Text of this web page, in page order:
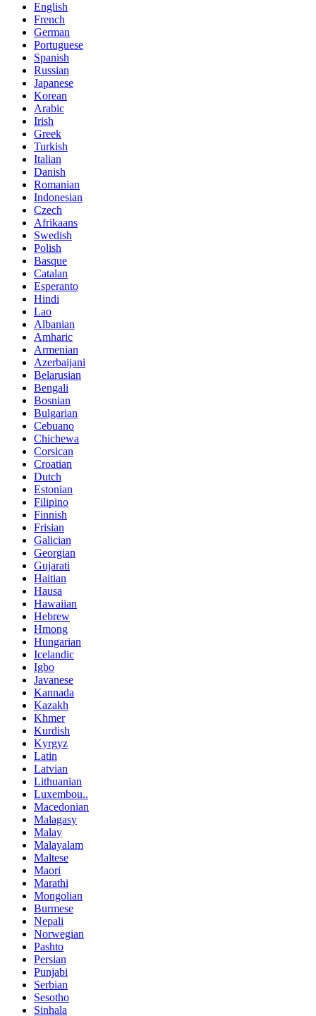
English
French
German
Portuguese
Spanish
Russian
Japanese
Korean
Arabic
Irish
Greek
Turkish
Italian
Danish
Romanian
Indonesian
Czech
Afrikaans
Swedish
Polish
Basque
Catalan
Esperanto
Hindi
Lao
Albanian
Amharic
Armenian
Azerbaijani
Belarusian
Bengali
Bosnian
Bulgarian
Cebuano
Chichewa
Corsican
Croatian
Dutch
Estonian
Filipino
Finnish
Frisian
Galician
Georgian
Gujarati
Haitian
Hausa
Hawaiian
Hebrew
Hmong
Hungarian
Icelandic
Igbo
Javanese
Kannada
Kazakh
Khmer
Kurdish
Kyrgyz
Latin
Latvian
Lithuanian
Luxembou..
Macedonian
Malagasy
Malay
Malayalam
Maltese
Maori
Marathi
Mongolian
Burmese
Nepali
Norwegian
Pashto
Persian
Punjabi
Serbian
Sesotho
Sinhala